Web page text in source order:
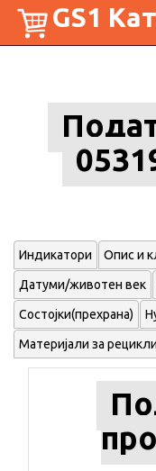
GS1
Индикатори Опис и
Датуми/животен век
Состојки(прехрана)
Материјали за